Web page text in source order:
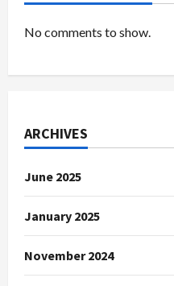
No comments to show.
ARCHIVES
June 2025
January 2025
November 2024